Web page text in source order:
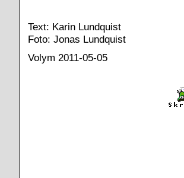
Text: Karin Lundquist
Foto: Jonas Lundquist
Volym 2011-05-05